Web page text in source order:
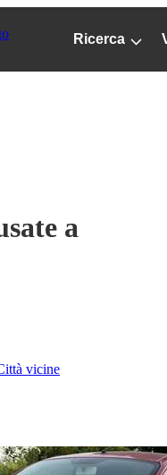
Ricerca
a
vicine